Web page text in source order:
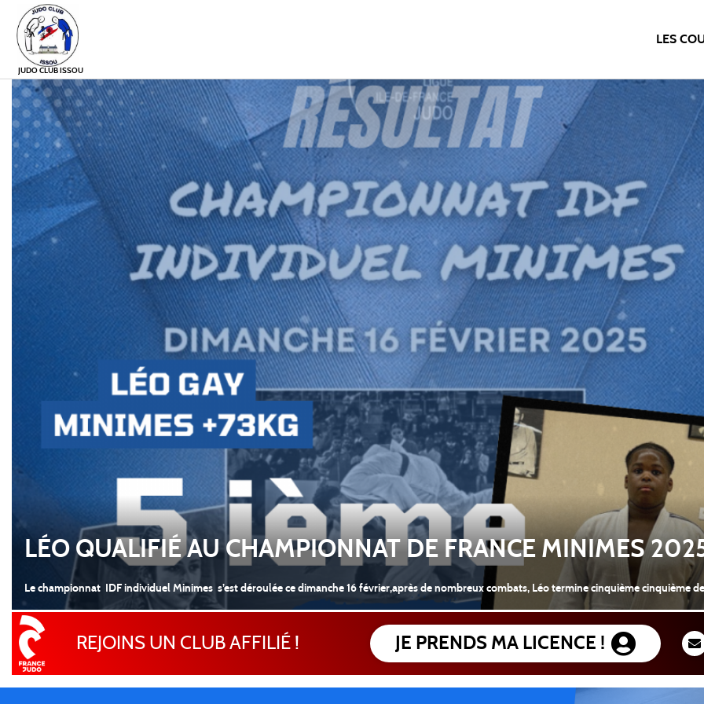
JUDO CLUB ISSOU
LES
LÉO QUALIFIÉ AU CHAMPIONNAT DE FRANCE MINIMES
Le championnat IDF individuel Minimes s’est déroulée ce dimanche 16 février,après de nombreux combats, Léo termine cinquième cinquième
REJOINS UN CLUB AFFILIÉ ! JE PRENDS MA LICENCE !